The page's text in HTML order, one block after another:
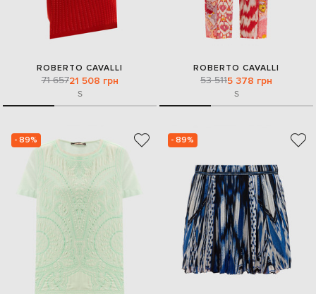
ROBERTO CAVALLI
71 65721 508 грн
S
ROBERTO CAVALLI
53 5115 378 грн
S
- 89% - 89%